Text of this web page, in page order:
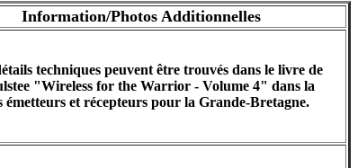
Information/Photos Additionnelles
techniques peuvent être trouvés dans le livre de
"Wireless for the Warrior - Volume 4" dans la
émetteurs et récepteurs pour la Grande-Bretagne.